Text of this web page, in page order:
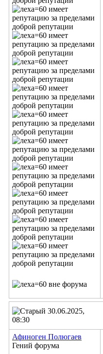
30.06.2025,
08:30
Афиноген Полюгаев
Гений форума